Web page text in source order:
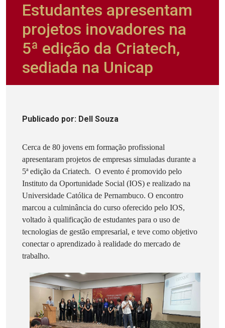
Estudantes apresentam
projetos inovadores na
5ª edição da Criatech,
sediada na Unicap
Publicado por: Dell Souza
Cerca de 80 jovens em formação profissional
apresentaram projetos de empresas simuladas durante a
5ª edição da Criatech. O evento é promovido pelo
Instituto da Oportunidade Social (IOS) e realizado na
Universidade Católica de Pernambuco. O encontro
marcou a culminância do curso oferecido pelo IOS,
voltado à qualificação de estudantes para o uso de
tecnologias de gestão empresarial, e teve como objetivo
conectar o aprendizado à realidade do mercado de
trabalho.